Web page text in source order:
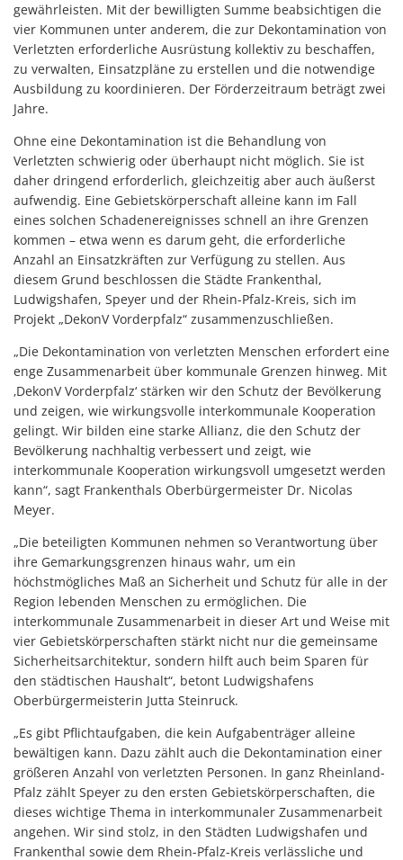
gewährleisten. Mit der bewilligten Summe beabsichtigen die
vier Kommunen unter anderem, die zur Dekontamination von
Verletzten erforderliche Ausrüstung kollektiv zu beschaffen,
zu verwalten, Einsatzpläne zu erstellen und die notwendige
Ausbildung zu koordinieren. Der Förderzeitraum beträgt zwei
Jahre.
Ohne eine Dekontamination ist die Behandlung von
Verletzten schwierig oder überhaupt nicht möglich. Sie ist
daher dringend erforderlich, gleichzeitig aber auch äußerst
aufwendig. Eine Gebietskörperschaft alleine kann im Fall
eines solchen Schadenereignisses schnell an ihre Grenzen
kommen – etwa wenn es darum geht, die erforderliche
Anzahl an Einsatzkräften zur Verfügung zu stellen. Aus
diesem Grund beschlossen die Städte Frankenthal,
Ludwigshafen, Speyer und der Rhein-Pfalz-Kreis, sich im
Projekt „DekonV Vorderpfalz“ zusammenzuschließen.
„Die Dekontamination von verletzten Menschen erfordert eine
enge Zusammenarbeit über kommunale Grenzen hinweg. Mit
‚DekonV Vorderpfalz‘ stärken wir den Schutz der Bevölkerung
und zeigen, wie wirkungsvolle interkommunale Kooperation
gelingt. Wir bilden eine starke Allianz, die den Schutz der
Bevölkerung nachhaltig verbessert und zeigt, wie
interkommunale Kooperation wirkungsvoll umgesetzt werden
kann“, sagt Frankenthals Oberbürgermeister Dr. Nicolas
Meyer.
„Die beteiligten Kommunen nehmen so Verantwortung über
ihre Gemarkungsgrenzen hinaus wahr, um ein
höchstmögliches Maß an Sicherheit und Schutz für alle in der
Region lebenden Menschen zu ermöglichen. Die
interkommunale Zusammenarbeit in dieser Art und Weise mit
vier Gebietskörperschaften stärkt nicht nur die gemeinsame
Sicherheitsarchitektur, sondern hilft auch beim Sparen für
den städtischen Haushalt“, betont Ludwigshafens
Oberbürgermeisterin Jutta Steinruck.
„Es gibt Pflichtaufgaben, die kein Aufgabenträger alleine
bewältigen kann. Dazu zählt auch die Dekontamination einer
größeren Anzahl von verletzten Personen. In ganz Rheinland-
Pfalz zählt Speyer zu den ersten Gebietskörperschaften, die
dieses wichtige Thema in interkommunaler Zusammenarbeit
angehen. Wir sind stolz, in den Städten Ludwigshafen und
Frankenthal sowie dem Rhein-Pfalz-Kreis verlässliche und